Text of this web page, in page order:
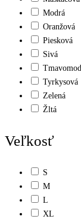
Modrá
Oranžová
Piesková
Sivá
Tyrkysová
Zelená
Žltá
Veľkosť
S
M
L
XL